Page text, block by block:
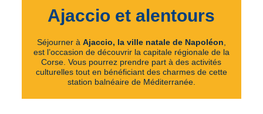
Ajaccio et alentours
Séjourner à Ajaccio, la ville natale de Napoléon
est l’occasion de découvrir la capitale régionale de la
Corse. Vous pourrez prendre part à des activités
culturelles tout en bénéficiant des charmes de cette
station balnéaire de Méditerranée.